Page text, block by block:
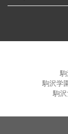
駒沢学
駒